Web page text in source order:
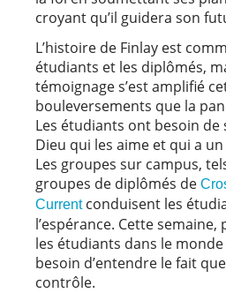
croyant qu’il guidera son
L’histoire de Finlay est
étudiants et les diplômés,
témoignage s’est amplifié
bouleversements que la
Les étudiants ont besoin de
Dieu qui les aime et qui a
Les groupes sur campus,
groupes de diplômés de
Currentconduisent les
l’espérance. Cette
les étudiants dans le
besoin d’entendre le fait
contrôle.